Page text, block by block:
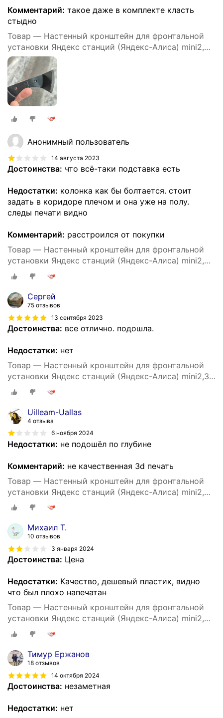
Комментарий: такое даже в комплекте класть
стыдно
Товар — Настенный кронштейн для фронтальной
установки Яндекс станций (Яндекс-Алиса) mini2,
3D печать, черный
Анонимный пользователь
14 августа 2023
Достоинства: что всё-таки подставка есть
Недостатки: колонка как бы болтается. стоит
задать в коридоре плечом и она уже на полу.
следы печати видно
Комментарий: расстроился от покупки
Товар — Настенный кронштейн для фронтальной
установки Яндекс станций (Яндекс-Алиса) mini2,
3D печать, белый
Сергей
75 отзывов
13 сентября 2023
Достоинства: все отлично. подошла.
Недостатки: нет
Товар — Настенный кронштейн для фронтальной
установки Яндекс станций (Яндекс-Алиса) mini2,3D
печать, бежевый
Uilleam-Uallas
4 отзыва
6 ноября 2024
Недостатки: не подошёл по глубине
Комментарий: не качественная 3d печать
Товар — Настенный кронштейн для фронтальной
установки Яндекс станций (Яндекс-Алиса) mini2,
3D печать, белый
Михаил Т.
10 отзывов
3 января 2024
Достоинства: Цена
Недостатки: Качество, дешевый пластик, видно
что был плохо напечатан
Товар — Настенный кронштейн для фронтальной
установки Яндекс станций (Яндекс-Алиса) mini2,
3D печать, черный
Тимур Ержанов
18 отзывов
14 октября 2024
Достоинства: незаметная
Недостатки: нет